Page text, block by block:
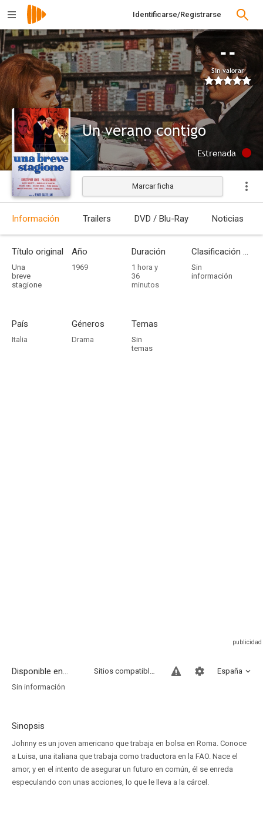
Identificarse/Registrarse
--
Sin valorar
Un verano contigo
Estrenada
Marcar ficha
Información Trailers DVD / Blu-Ray Noticias
Título original
Una
breve
stagione
Año
1969
Duración
1 hora y
36
minutos
Clasificación por edades
Sin
información
País
Italia
Géneros
Drama
Temas
Sin
temas
Disponible en... España
Sitios compatibles
Sin información
Sinopsis
Johnny es un joven americano que trabaja en bolsa en Roma. Conoce
a Luisa, una italiana que trabaja como traductora en la FAO. Nace el
amor, y en el intento de asegurar un futuro en común, él se enreda
especulando con unas acciones, lo que le lleva a la cárcel.